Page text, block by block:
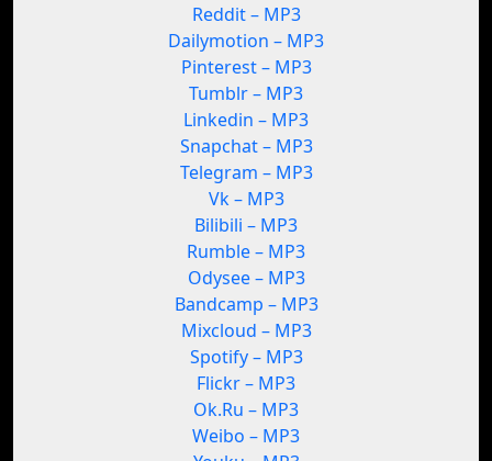
Reddit – MP3
Dailymotion – MP3
Pinterest – MP3
Tumblr – MP3
Linkedin – MP3
Snapchat – MP3
Telegram – MP3
Vk – MP3
Bilibili – MP3
Rumble – MP3
Odysee – MP3
Bandcamp – MP3
Mixcloud – MP3
Spotify – MP3
Flickr – MP3
Ok.Ru – MP3
Weibo – MP3